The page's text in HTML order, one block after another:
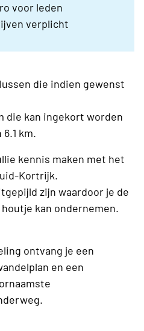
voor leden
verplicht
die indien gewenst
die kan ingekort worden
km.
kennis maken met het
Kortrijk.
zijn waardoor je de
kan ondernemen.
ontvang je een
en een